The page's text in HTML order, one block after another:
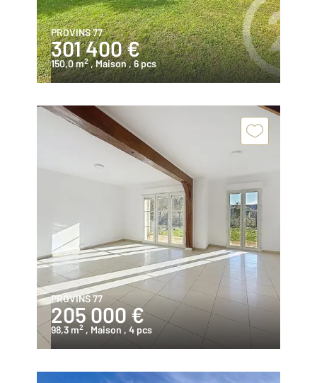
PROVINS 77
301 400 €
150,0 m2 , Maison, 6 pcs
PROVINS 77
205 000 €
98,3 m2 , Maison , 4 pcs